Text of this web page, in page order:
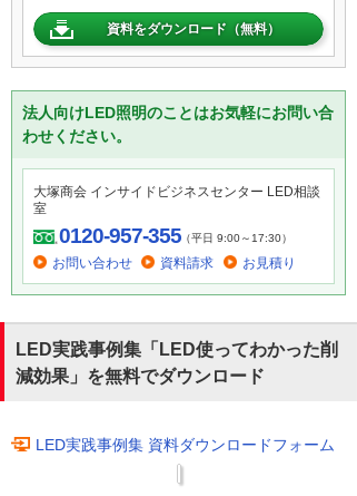
資料をダウンロード（無料）
法人向けLED照明のことはお気軽にお問い合
わせください。
大塚商会 インサイドビジネスセンター LED相談
室
0120-957-355（平日 9:00～17:30）
お問い合わせ 資料請求 お見積り
LED実践事例集「LED使ってわかった削
減効果」を無料でダウンロード
LED実践事例集 資料ダウンロードフォーム